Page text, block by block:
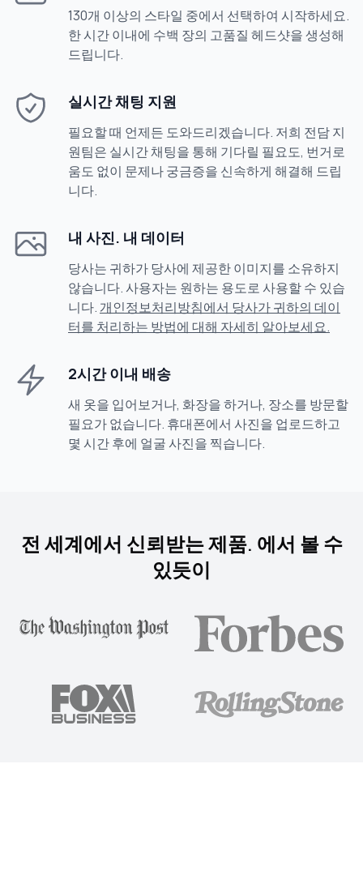
130개 이상의 스타일 중에서 선택하여 시작하세요.
한 시간 이내에 수백 장의 고품질 헤드샷을 생성해
드립니다.
실시간 채팅 지원
필요할 때 언제든 도와드리겠습니다. 저희 전담 지
원팀은 실시간 채팅을 통해 기다릴 필요도, 번거로
움도 없이 문제나 궁금증을 신속하게 해결해 드립
니다.
내 사진. 내 데이터
당사는 귀하가 당사에 제공한 이미지를 소유하지
않습니다. 사용자는 원하는 용도로 사용할 수 있습
니다. 개인정보처리방침에서 당사가 귀하의 데이
터를 처리하는 방법에 대해 자세히 알아보세요.
2시간 이내 배송
새 옷을 입어보거나, 화장을 하거나, 장소를 방문할
필요가 없습니다. 휴대폰에서 사진을 업로드하고
몇 시간 후에 얼굴 사진을 찍습니다.
전 세계에서 신뢰받는 제품. 에서 볼 수
있듯이